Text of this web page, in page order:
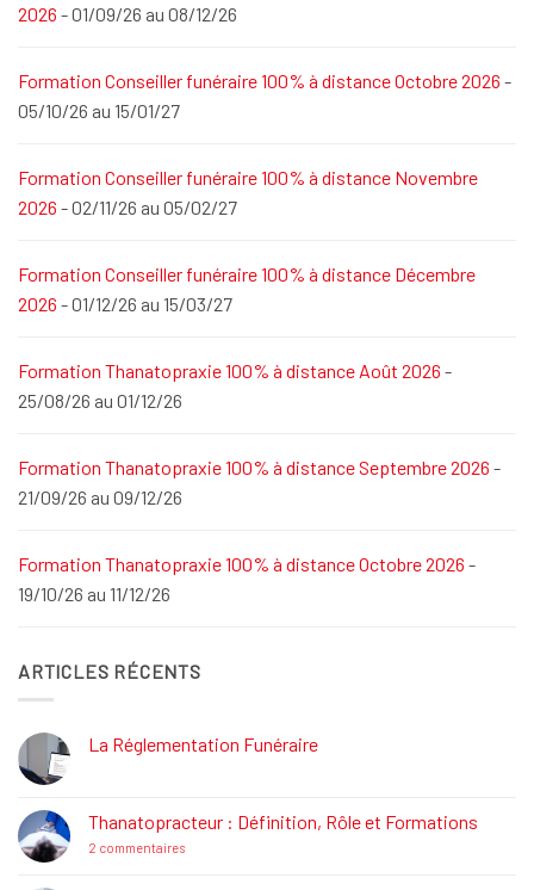
2026 - 01/09/26 au 08/12/26
Formation Conseiller funéraire 100% à distance Octobre 2026 -
05/10/26 au 15/01/27
Formation Conseiller funéraire 100% à distance Novembre
2026 - 02/11/26 au 05/02/27
Formation Conseiller funéraire 100% à distance Décembre
2026 - 01/12/26 au 15/03/27
Formation Thanatopraxie 100% à distance Août 2026 -
25/08/26 au 01/12/26
Formation Thanatopraxie 100% à distance Septembre 2026 -
21/09/26 au 09/12/26
Formation Thanatopraxie 100% à distance Octobre 2026 -
19/10/26 au 11/12/26
ARTICLES RÉCENTS
La Réglementation Funéraire
La
Réglementation
Funéraire
Thanatopracteur : Définition, Rôle et Formations
2 commentairessur